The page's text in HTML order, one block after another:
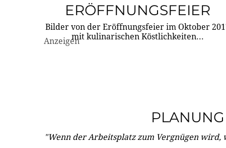
ERÖFFNUNGSFEIER
Bilder von der Eröffnungsfeier im Oktober
mit kulinarischen Köstlichkeiten...
Anzeigen
PLANUNG
"Wenn der Arbeitsplatz zum Vergnügen wird,